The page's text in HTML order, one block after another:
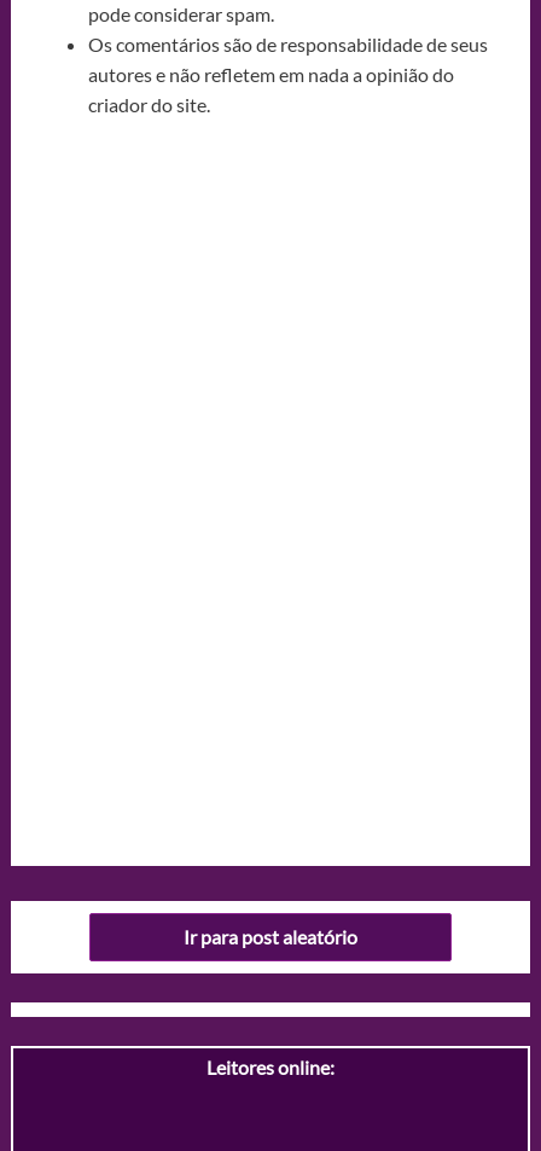
pode considerar spam.
Os comentários são de responsabilidade de seus
autores e não refletem em nada a opinião do
criador do site.
Ir para post aleatório
Leitores online: